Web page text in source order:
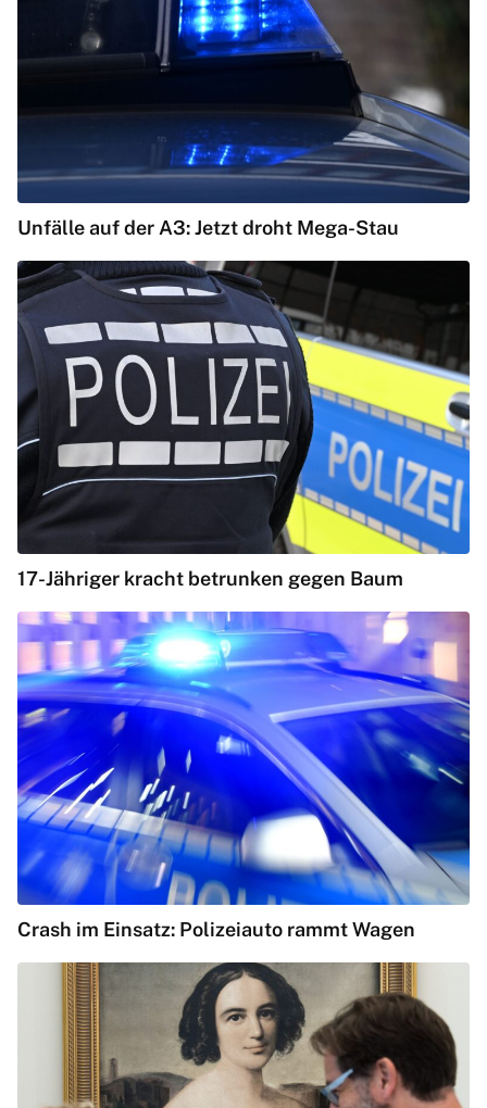
Unfälle auf der A3: Jetzt droht Mega-Stau
17-Jähriger kracht betrunken gegen Baum
Crash im Einsatz: Polizeiauto rammt Wagen